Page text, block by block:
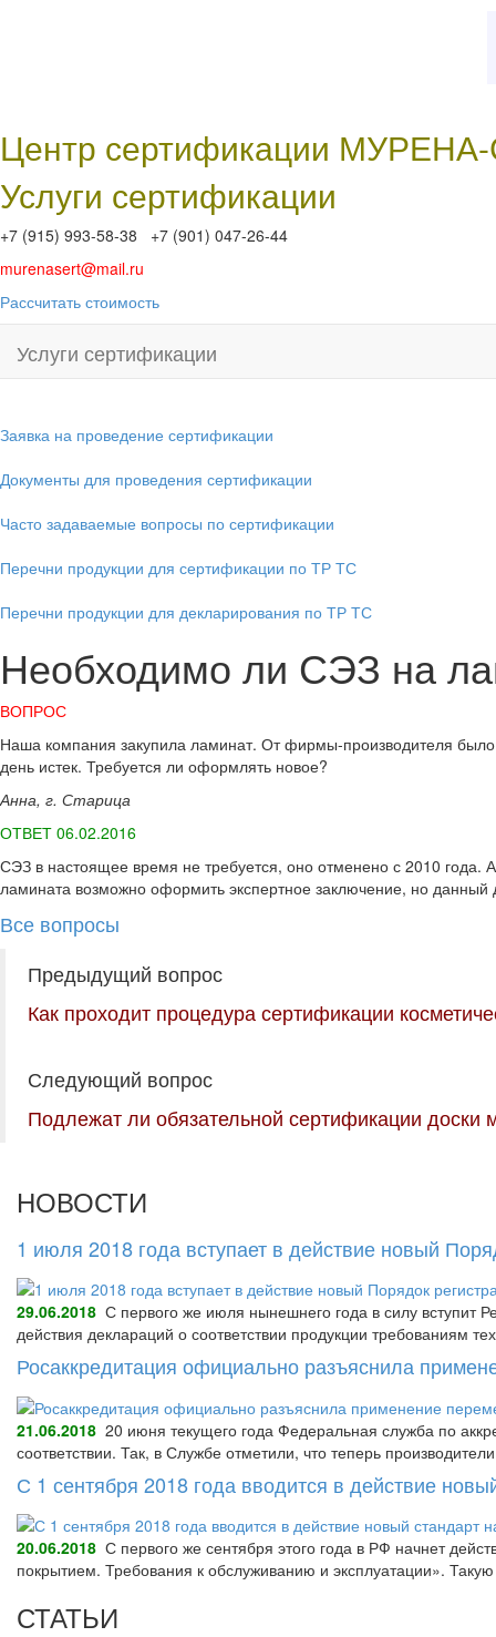
Центр сертификации
Услуги сертификации
+7 (915) 993-58-38 +7 (901) 047-26-44
murenasert@mail.ru
Рассчитать стоимость
Услуги сертификации
Заявка на проведение сертификации
Документы для проведения сертификации
Часто задаваемые вопросы по сертификации
Перечни продукции для сертификации по ТР ТС
Перечни продукции для декларирования по ТР ТС
Необходимо ли СЭЗ на
ВОПРОС
Наша компания закупила ламинат. От фирмы-производителя
день истек. Требуется ли оформлять новое?
Анна, г. Старица
ОТВЕТ 06.02.2016
СЭЗ в настоящее время не требуется, оно отменено с 2010 года.
ламината возможно оформить экспертное заключение, но
Все вопросы
Предыдущий вопрос
Как проходит процедура сертификации
Следующий вопрос
Подлежат ли обязательной сертификации
НОВОСТИ
1 июля 2018 года вступает в действие новый
29.06.2018 С первого же июля нынешнего года в силу вступит
действия деклараций о соответствии продукции требованиям
Росаккредитация официально разъяснила
21.06.2018 20 июня текущего года Федеральная служба по
соответствии. Так, в Службе отметили, что теперь
С 1 сентября 2018 года вводится в действие
20.06.2018 С первого же сентября этого года в РФ начнет
покрытием. Требования к обслуживанию и эксплуатации».
СТАТЬИ